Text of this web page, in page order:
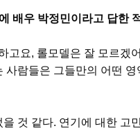
배우 박정민이라고 답한
고요, 롤모델은 잘 모르겠
람들은 그들만의 어떤 영
을 것 같다. 연기에 대한 고